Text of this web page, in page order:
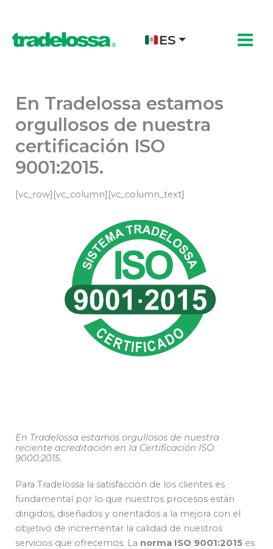
contenido
ES
En Tradelossa estamos
orgullosos de nuestra
certificación ISO
9001:2015.
[vc_row][vc_column][vc_column_text]
En Tradelossa estamos orgullosos de nuestra
reciente acreditación en la Certificación ISO
9000:2015.
Para Tradelossa la satisfacción de los clientes es
fundamental por lo que nuestros procesos están
dirigidos, diseñados y orientados a la mejora con el
objetivo de incrementar la calidad de nuestros
servicios que ofrecemos. La norma ISO 9001:2015es